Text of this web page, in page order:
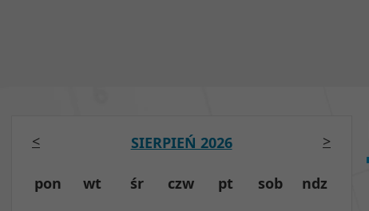
SIERPIEŃ 2026
pon wt śr czw pt sob ndz
< >